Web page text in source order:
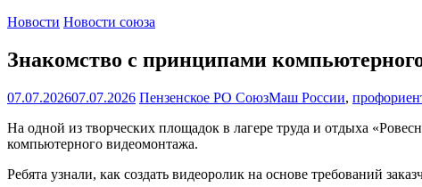
Новости Новости союза
Знакомство с принципами
07.07.202607.07.2026 Пензенское РО СоюзМаш России,
На одной из творческих площадок в лагере труда и отдыха
компьютерного видеомонтажа.
Ребята узнали, как создать видеоролик на основе требований